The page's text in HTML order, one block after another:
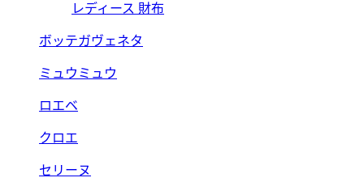
レディース 財布
ボッテガヴェネタ
ミュウミュウ
ロエベ
クロエ
セリーヌ